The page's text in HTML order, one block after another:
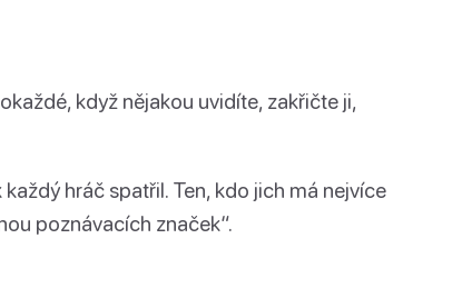
když nějakou uvidíte, zakřičte ji,
hráč spatřil. Ten, kdo jich má nejvíce
poznávacích značek“.